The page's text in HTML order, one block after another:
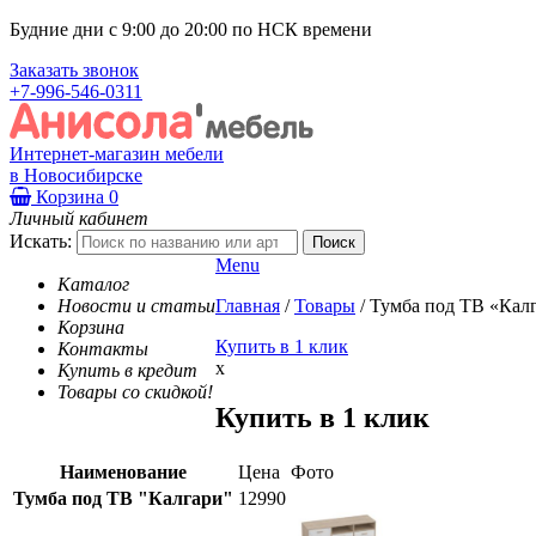
Будние дни с 9:00 до 20:00 по НСК времени
Заказать звонок
+7-996-546-0311
Интернет-магазин мебели
в Новосибирске
Корзина 0
Личный кабинет
Искать:
Каталог
Новости и статьи
Корзина
Контакты
Купить в кредит
Товары со скидкой!
Menu
Главная / Товары / Тумба под ТВ
Купить в 1 клик
x
Купить в 1 клик
Наименование Цена Фото
Тумба под ТВ "Калгари" 12990